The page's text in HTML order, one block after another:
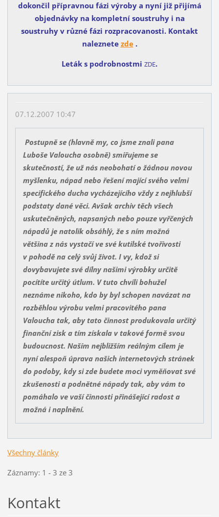
dokončil přípravnou fázi výroby a nyní již přijímá
objednávky na kompletní soustruhy i na
soustruhy v různé fázi rozpracovanosti. Kontakt
naleznete zde.
Leták s podrobnostmi ZDE.
07.12.2007 10:47
Postupně se (hlavně my, co jsme znali pana
Luboše Valoucha osobně) smiřujeme se
skutečností, že už nás neobohatí o žádnou novou
myšlenku, nápad nebo řešení mající svého velmi
specifického ducha vycházejícího vždy z nejhlubší
podstaty dané věci. Avšak archiv těch všech
uskutečněných, napsaných nebo pouze vyřčených
nápadů je natolik obsáhlý, že s ním možná
většina z nás vystačí ve své kutilské tvořivosti
v pohodě na celý svůj život. I vy, kdož si
dovybavujete své dílny našimi výrobky určitě
pocítíte určitý útlum. V tuto chvíli bohužel
neznáme nikoho, kdo by byl schopen navázat na
rozběhlou výrobu velmi pracovitého pana
Valoucha tak, aby tato činnost produkovala určitý
finanční zisk a tím získala v takové formě svou
budoucnost. Naším nejbližším reálným cílem je
nyní alespoň úprava našich internetových stránek
do podoby, kdy si zde budete moci vyměňovat své
zkušenosti a podnětné nápady tak, aby vám to
pomáhalo ve vaší činnosti přinášející radost a
možná i naplnění.
Všechny články
Záznamy: 1 - 3 ze 3
Kontakt